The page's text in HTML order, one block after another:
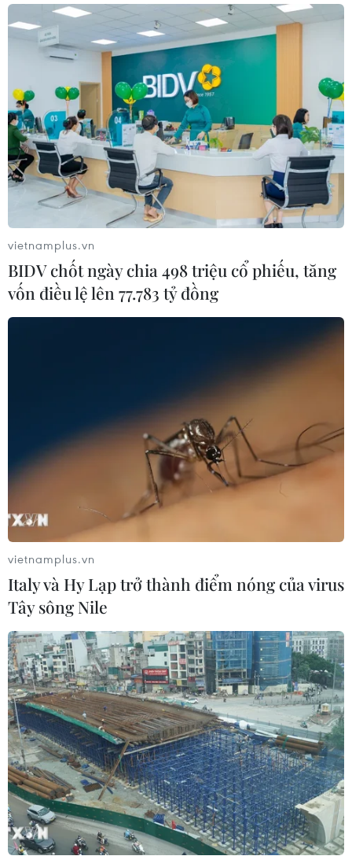
nguyên nhân chính là do chi tiêu tiêu dùng tư nhân
giảm 1% so với quý trước do lạm phát cao.
Thủ tướng Scholz: Đức sắp vào giai đoạn
Thủ tướng Đức Olaf Scholz tự tin khẳng nước này sắp
bước vào giai đoạn tăng trưởng kinh tế vượt bậc trong
khi nhiều ý kiến cho rằng nền kinh tế Đức vẫn đang
phải đối mặt với những khó khăn lớn.
Đức: Triển vọng kinh tế sáng hơn nhưng
chưa hết u ám
22/03/2023 23:11
Các chuyên gia dự báo mức tăng trưởng Tổng sản
phẩm quốc nội (GDP) của Đức là 0,2% trong năm 2023,
vietnamplus.vn
BIDV chốt ngày chia 498 triệu cổ phiếu, tăng
vốn điều lệ lên 77.783 tỷ đồng
vietnamplus.vn
Italy và Hy Lạp trở thành điểm nóng của virus
Tây sông Nile